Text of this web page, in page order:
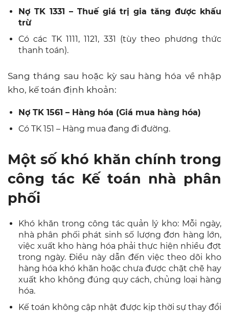
Nợ TK 1331 – Thuế giá trị gia tăng được khấu
trừ
Có các TK 1111, 1121, 331 (tùy theo phương thức
thanh toán).
Sang tháng sau hoặc kỳ sau hàng hóa về nhập
kho, kế toán định khoản:
Nợ TK 1561 – Hàng hóa (Giá mua hàng hóa)
Có TK 151 – Hàng mua đang đi đường.
Một số khó khăn chính trong
công tác Kế toán nhà phân
phối
Khó khăn trong công tác quản lý kho: Mỗi ngày,
nhà phân phối phát sinh số lượng đơn hàng lớn,
việc xuất kho hàng hóa phải thực hiện nhiều đợt
trong ngày. Điều này dẫn đến việc theo dõi kho
hàng hóa khó khăn hoặc chưa được chặt chẽ hay
xuất kho không đúng quy cách, chủng loại hàng
hóa.
Kế toán không cập nhật được kịp thời sự thay đổi